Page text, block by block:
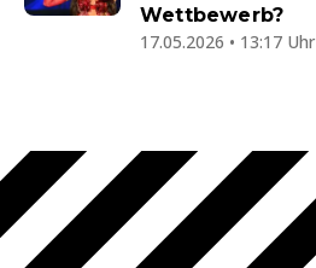
Wettbewerb?
17.05.2026 • 13:17 Uhr